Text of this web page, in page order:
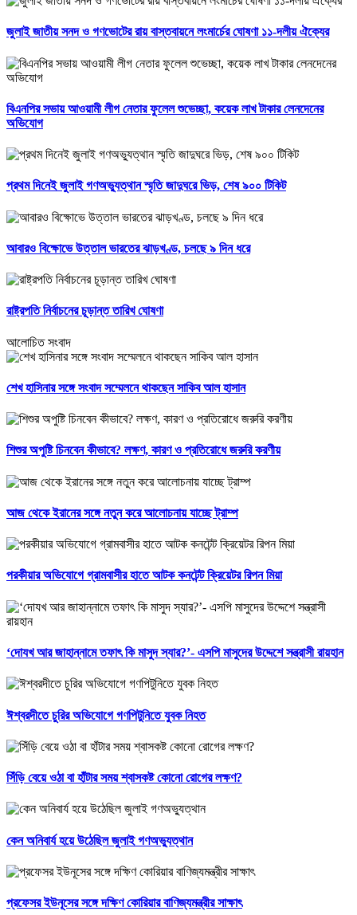
জুলাই জাতীয় সনদ ও গণভোটের রায় বাস্তবায়নে লংমার্চের ঘোষণা ১১-দলীয় ঐক্যের
বিএনপির সভায় আওয়ামী লীগ নেতার ফুলেল শুভেচ্ছা, কয়েক লাখ টাকার লেনদেনের
অভিযোগ
প্রথম দিনেই জুলাই গণঅভ্যুত্থান স্মৃতি জাদুঘরে ভিড়, শেষ ৯০০ টিকিট
আবারও বিক্ষোভে উত্তাল ভারতের ঝাড়খণ্ড, চলছে ৯ দিন ধরে
রাষ্ট্রপতি নির্বাচনের চূড়ান্ত তারিখ ঘোষণা
আলোচিত সংবাদ
শেখ হাসিনার সঙ্গে সংবাদ সম্মেলনে থাকছেন সাকিব আল হাসান
শিশুর অপুষ্টি চিনবেন কীভাবে? লক্ষণ, কারণ ও প্রতিরোধে জরুরি করণীয়
আজ থেকে ইরানের সঙ্গে নতুন করে আলোচনায় যাচ্ছে ট্রাম্প
পরকীয়ার অভিযোগে গ্রামবাসীর হাতে আটক কনটেন্ট ক্রিয়েটর রিপন মিয়া
‘দোযখ আর জাহান্নামে তফাৎ কি মাসুদ স্যার?’- এসপি মাসুদের উদ্দেশে সন্ত্রাসী রায়হান
ঈশ্বরদীতে চুরির অভিযোগে গণপিটুনিতে যুবক নিহত
সিঁড়ি বেয়ে ওঠা বা হাঁটার সময় শ্বাসকষ্ট কোনো রোগের লক্ষণ?
কেন অনিবার্য হয়ে উঠেছিল জুলাই গণঅভ্যুত্থান
প্রফেসর ইউনূসের সঙ্গে দক্ষিণ কোরিয়ার বাণিজ্যমন্ত্রীর সাক্ষাৎ